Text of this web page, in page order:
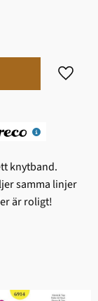
Lägg
knytband.
samma linjer
är roligt!